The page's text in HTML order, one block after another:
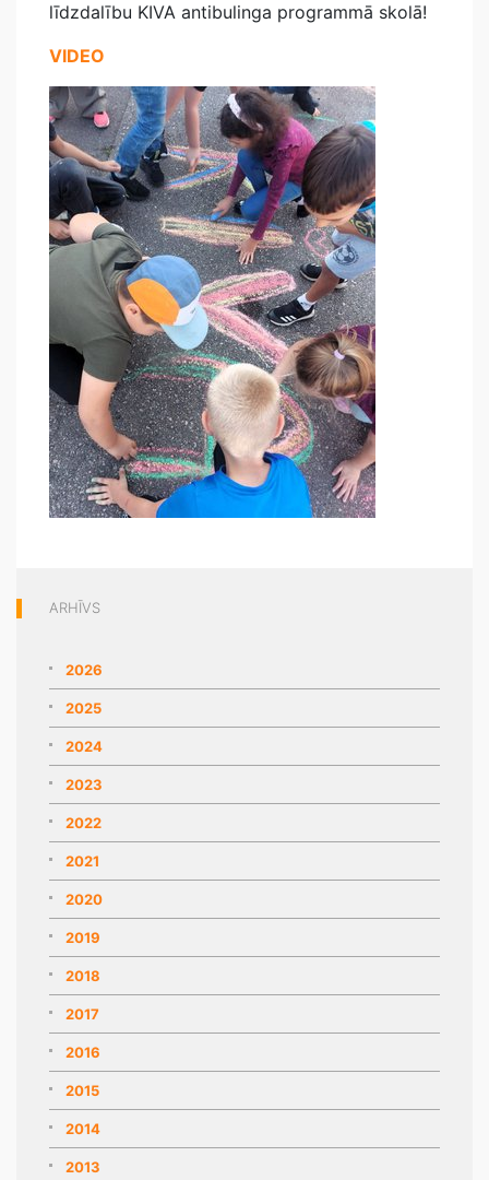
līdzdalību KIVA antibulinga programmā skolā!
VIDEO
ARHĪVS
2026
2025
2024
2023
2022
2021
2020
2019
2018
2017
2016
2015
2014
2013